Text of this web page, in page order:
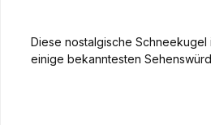
Diese nostalgische Schneekugel
einige bekanntesten